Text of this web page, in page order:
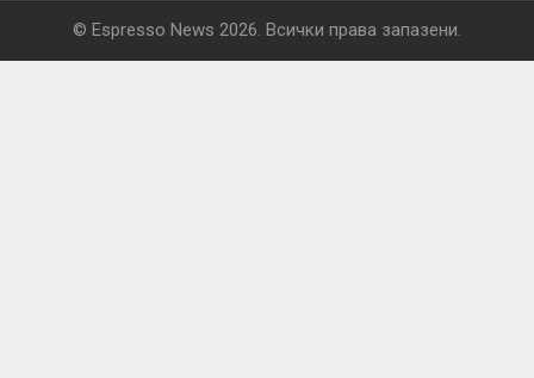
© Espresso News 2026. Всички права запазени.